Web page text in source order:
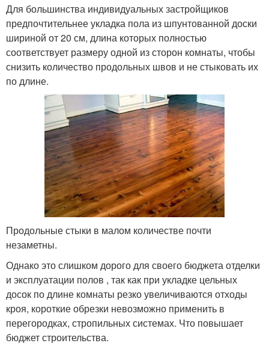
Для большинства индивидуальных застройщиков
предпочтительнее укладка пола из шпунтованной доски
шириной от 20 см, длина которых полностью
соответствует размеру одной из сторон комнаты, чтобы
снизить количество продольных швов и не стыковать их
по длине.
Продольные стыки в малом количестве почти
незаметны.
Однако это слишком дорого для своего бюджета отделки
и эксплуатации полов , так как при укладке цельных
досок по длине комнаты резко увеличиваются отходы
кроя, короткие обрезки невозможно применить в
перегородках, стропильных системах. Что повышает
бюджет строительства.